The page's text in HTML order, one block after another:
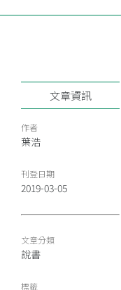
文章資訊
作者
葉浩
刊登日期
2019-03-05
文章分類
說書
標籤